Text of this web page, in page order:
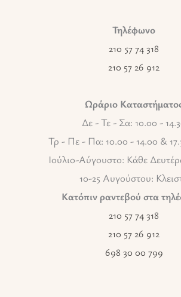
Τηλέφωνο
210 57 74 318
210 57 26 912
Ωράριο
Δε - Τε - Σα: 10.00 -
Τρ - Πε - Πα: 10.00 - 14.00 &
Ιούλιο-Αύγουστο: Κάθε
10-25 Αυγούστου:
Κατόπιν ραντεβού στα
210 57 74 318
210 57 26 912
698 30 00 799